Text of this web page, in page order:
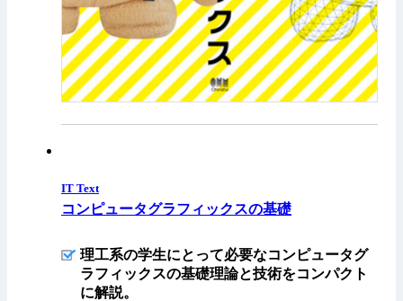
IT Text
コンピュータグラフィックスの基礎
理工系の学生にとって必要なコンピュータグ
ラフィックスの基礎理論と技術をコンパクト
に解説。